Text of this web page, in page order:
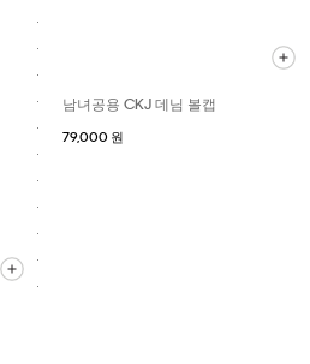
남녀공용 CKJ 데님 볼캡
79,000 원